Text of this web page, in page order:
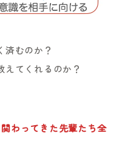
済むのか？
えてくれるのか？
わってきた先輩たち全